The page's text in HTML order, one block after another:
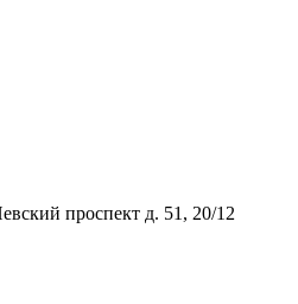
проспект д. 51, 20/12